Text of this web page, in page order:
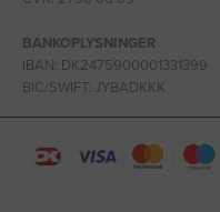
BANKOPLYSNINGER
IBAN: DK2475900001331399
BIC/SWIFT: JYBADKKK